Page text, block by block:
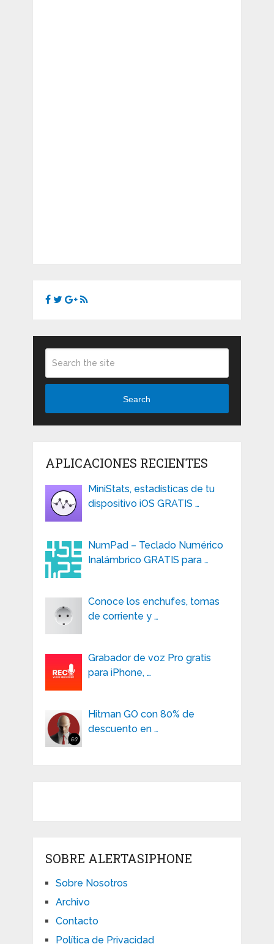
Search
APLICACIONES RECIENTES
MiniStats, estadísticas de tu
dispositivo iOS GRATIS …
NumPad – Teclado Numérico
Inalámbrico GRATIS para …
Conoce los enchufes, tomas
de corriente y …
Grabador de voz Pro gratis
para iPhone, …
Hitman GO con 80% de
descuento en …
SOBRE ALERTASIPHONE
Sobre Nosotros
Archivo
Contacto
Política de Privacidad